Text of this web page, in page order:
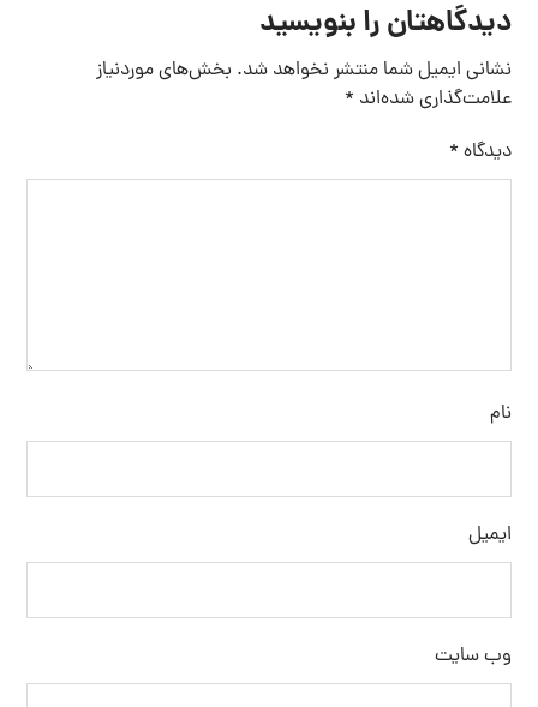
دیدگاهتان را بنویسید
نشانی ایمیل شما منتشر نخواهد شد. بخش‌های موردنیاز
علامت‌گذاری شده‌اند *
دیدگاه *
نام
ایمیل
وب‌ سایت